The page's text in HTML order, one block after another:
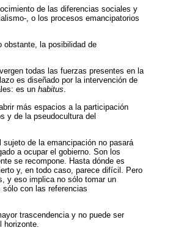
de las diferencias sociales y
, o los procesos emancipatorios
obstante, la posibilidad de
todas las fuerzas presentes en la
es diseñado por la intervención de
es un habitus.
más espacios a la participación
y de la pseudocultura del
de la emancipación no pasará
a ocupar el gobierno. Son los
se recompone. Hasta dónde es
y, en todo caso, parece difícil. Pero
y eso implica no sólo tomar un
sólo con las referencias
trascendencia y no puede ser
horizonte.